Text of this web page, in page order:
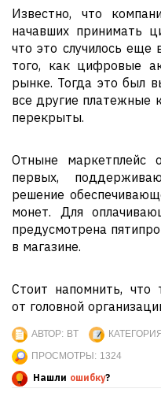
Известно, что
начавших принимать
что это случилось еще
того, как цифровые
рынке. Тогда это был
все другие платежные
перекрыты.
Отныне маркетплейс
первых,
решение
монет. Для
предусмотрена
в магазине.
Стоит напомнить, что
от головной
АВТОР: BT
ПРОСМОТРЫ: 1324
Нашли ошибку?